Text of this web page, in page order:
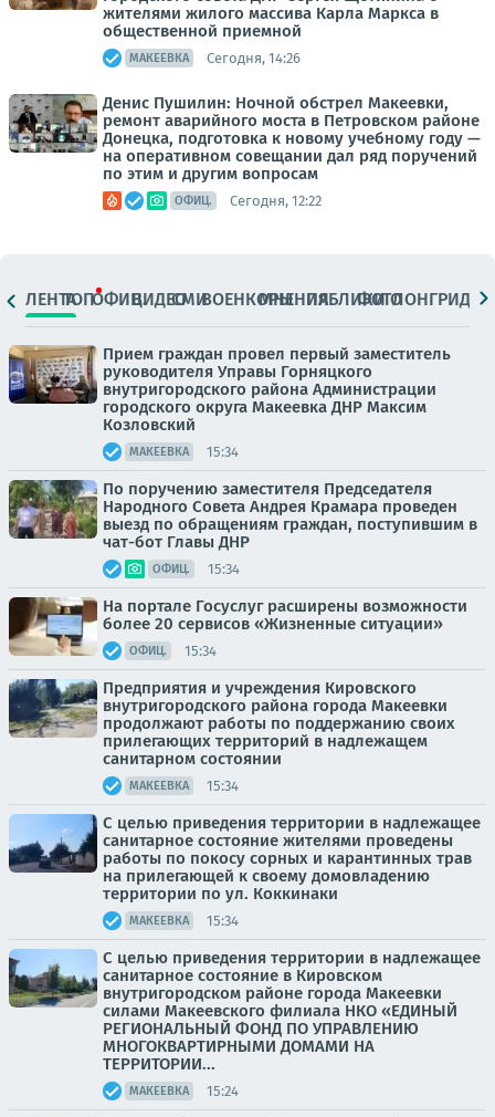
жителями жилого массива Карла Маркса в
общественной приемной
МАКЕЕВКА Сегодня, 14:26
Денис Пушилин: Ночной обстрел Макеевки,
ремонт аварийного моста в Петровском районе
Донецка, подготовка к новому учебному году —
на оперативном совещании дал ряд поручений
по этим и другим вопросам
ОФИЦ. Сегодня, 12:22
ЛЕНТАТОПОФИЦ.ВИДЕОСМИВОЕНКОРЫМНЕНИЯПАБЛИКИ
ФОТОЛОНГРИДЫ
Прием граждан провел первый заместитель
руководителя Управы Горняцкого
внутригородского района Администрации
городского округа Макеевка ДНР Максим
Козловский
МАКЕЕВКА 15:34
По поручению заместителя Председателя
Народного Совета Андрея Крамара проведен
выезд по обращениям граждан, поступившим в
чат-бот Главы ДНР
ОФИЦ. 15:34
На портале Госуслуг расширены возможности
более 20 сервисов «Жизненные ситуации»
ОФИЦ. 15:34
Предприятия и учреждения Кировского
внутригородского района города Макеевки
продолжают работы по поддержанию своих
прилегающих территорий в надлежащем
санитарном состоянии
МАКЕЕВКА 15:34
С целью приведения территории в надлежащее
санитарное состояние жителями проведены
работы по покосу сорных и карантинных трав
на прилегающей к своему домовладению
территории по ул. Коккинаки
МАКЕЕВКА 15:34
С целью приведения территории в надлежащее
санитарное состояние в Кировском
внутригородском районе города Макеевки
силами Макеевского филиала НКО «ЕДИНЫЙ
РЕГИОНАЛЬНЫЙ ФОНД ПО УПРАВЛЕНИЮ
МНОГОКВАРТИРНЫМИ ДОМАМИ НА
ТЕРРИТОРИИ...
МАКЕЕВКА 15:24